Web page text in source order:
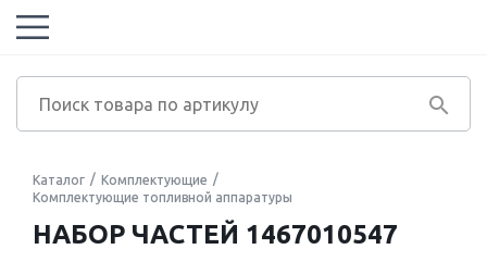
Каталог
Комплектующие
Комплектующие топливной аппаратуры
НАБОР ЧАСТЕЙ 1467010547